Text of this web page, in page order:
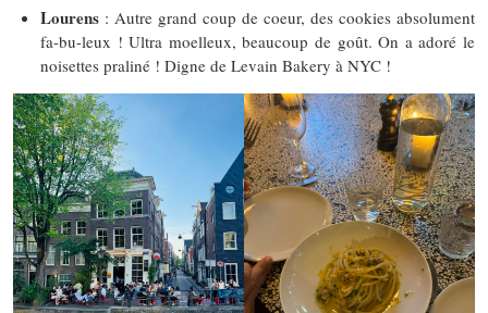
Lourens : Autre grand coup de coeur, des cookies absolument
fa-bu-leux ! Ultra moelleux, beaucoup de goût. On a adoré le
noisettes praliné ! Digne de Levain Bakery à NYC !